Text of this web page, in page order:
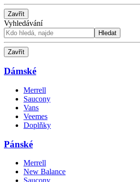
Zavřít
Vyhledávání
Hledat
Zavřít
Dámské
Merrell
Saucony
Vans
Veemes
Doplňky
Pánské
Merrell
New Balance